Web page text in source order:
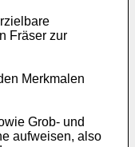
Fräser zur
Merkmalen
Grob- und
aufweisen, also